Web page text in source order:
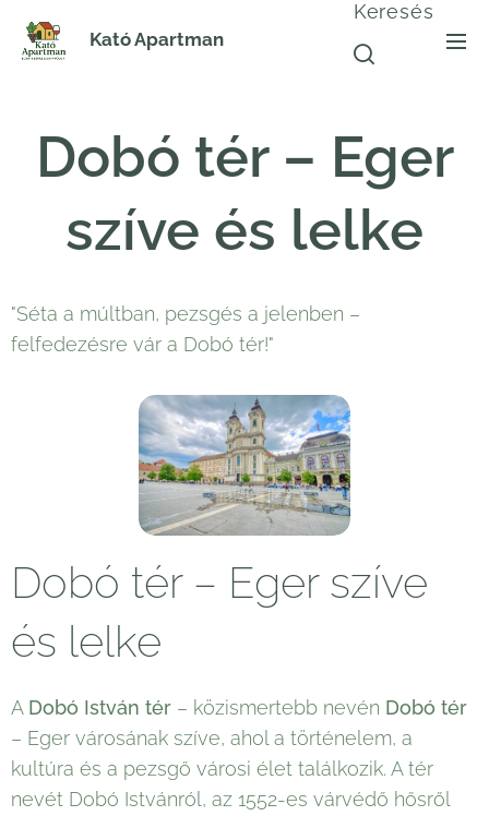
Kató Apartman
Keresés
Dobó tér – Eger
szíve és lelke
"Séta a múltban, pezsgés a jelenben –
felfedezésre vár a Dobó tér!"
Dobó tér – Eger szíve
és lelke
A Dobó István tér – közismertebb nevén Dobó tér
– Eger városának szíve, ahol a történelem, a
kultúra és a pezsgő városi élet találkozik. A tér
nevét Dobó Istvánról, az 1552-es várvédő hősről